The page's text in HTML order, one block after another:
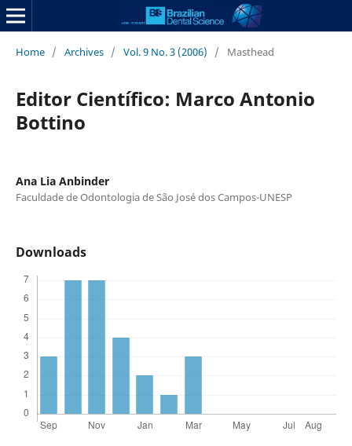
Home / Archives / Vol. 9 No. 3 (2006) / Masthead
Editor Científico: Marco Antonio
Bottino
Ana Lia Anbinder
Faculdade de Odontologia de São José dos Campos-UNESP
Downloads